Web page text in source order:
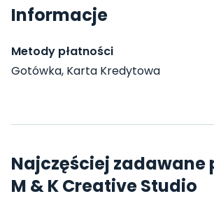
Informacje
Metody płatności
Gotówka, Karta Kredytowa
Najczęściej zadawane
M & K Creative Studio